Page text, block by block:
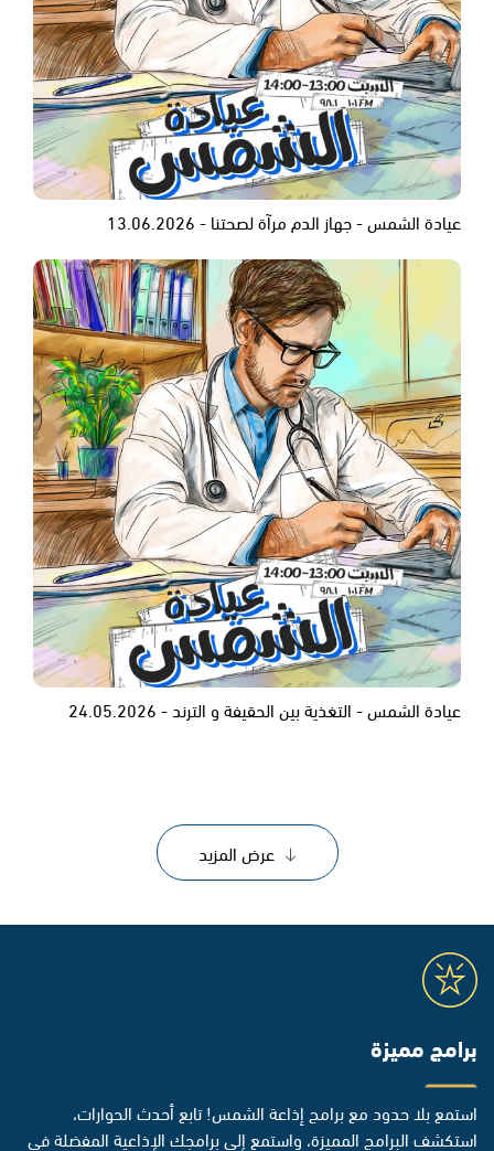
عيادة الشمس - جهاز الدم مرآة لصحتنا - 13.06.2026
عيادة الشمس - التغذية بين الحقيفة و الترند - 24.05.2026
عرض المزيد
برامج مميزة
استمع بلا حدود مع برامج إذاعة الشمس! تابع أحدث الحوارات،
استكشف البرامج المميزة، واستمع إلى برامجك الإذاعية المفضلة في